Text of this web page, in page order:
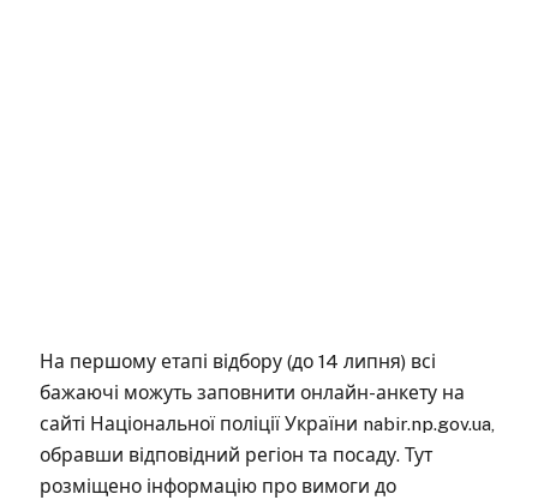
На першому етапі відбору (до 14 липня) всі
бажаючі можуть заповнити онлайн-анкету на
сайті Національної поліції України nabir.np.gov.ua,
обравши відповідний регіон та посаду. Тут
розміщено інформацію про вимоги до